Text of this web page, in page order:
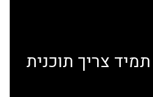
תמיד צריך תוכנית